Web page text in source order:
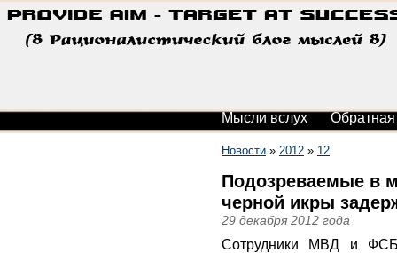
Мысли вслух Обратная
Новости » 2012 » 12
Подозреваемые в
черной икры
29 декабря 2012 года
Сотрудники МВД и